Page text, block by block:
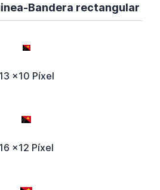
Bandera rectangular
13 x10 Píxel
16 x12 Píxel